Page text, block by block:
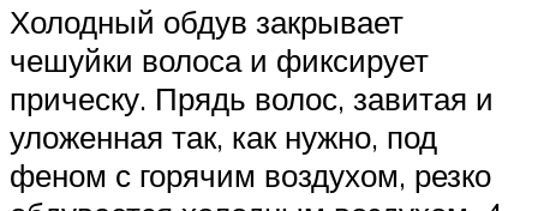
Холодный обдув закрывает
чешуйки волоса и фиксирует
прическу. Прядь волос, завитая и
уложенная так, как нужно, под
феном с горячим воздухом, резко